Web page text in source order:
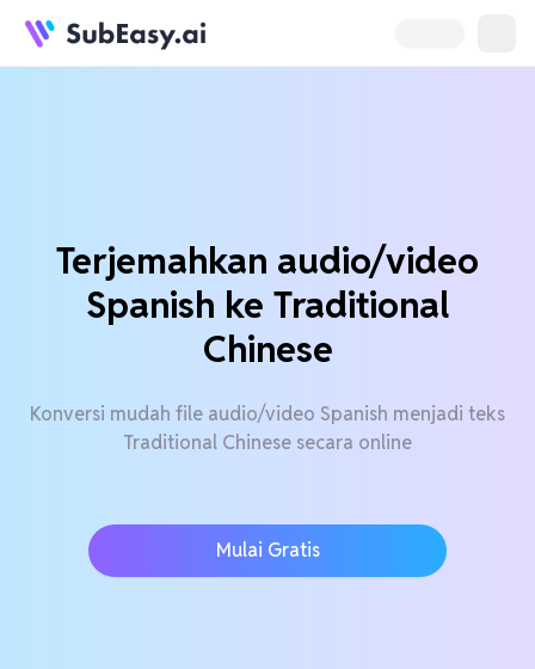
Terjemahkan audio/video
Spanish ke Traditional
Chinese
Konversi mudah file audio/video Spanish menjadi teks
Traditional Chinese secara online
Mulai Gratis